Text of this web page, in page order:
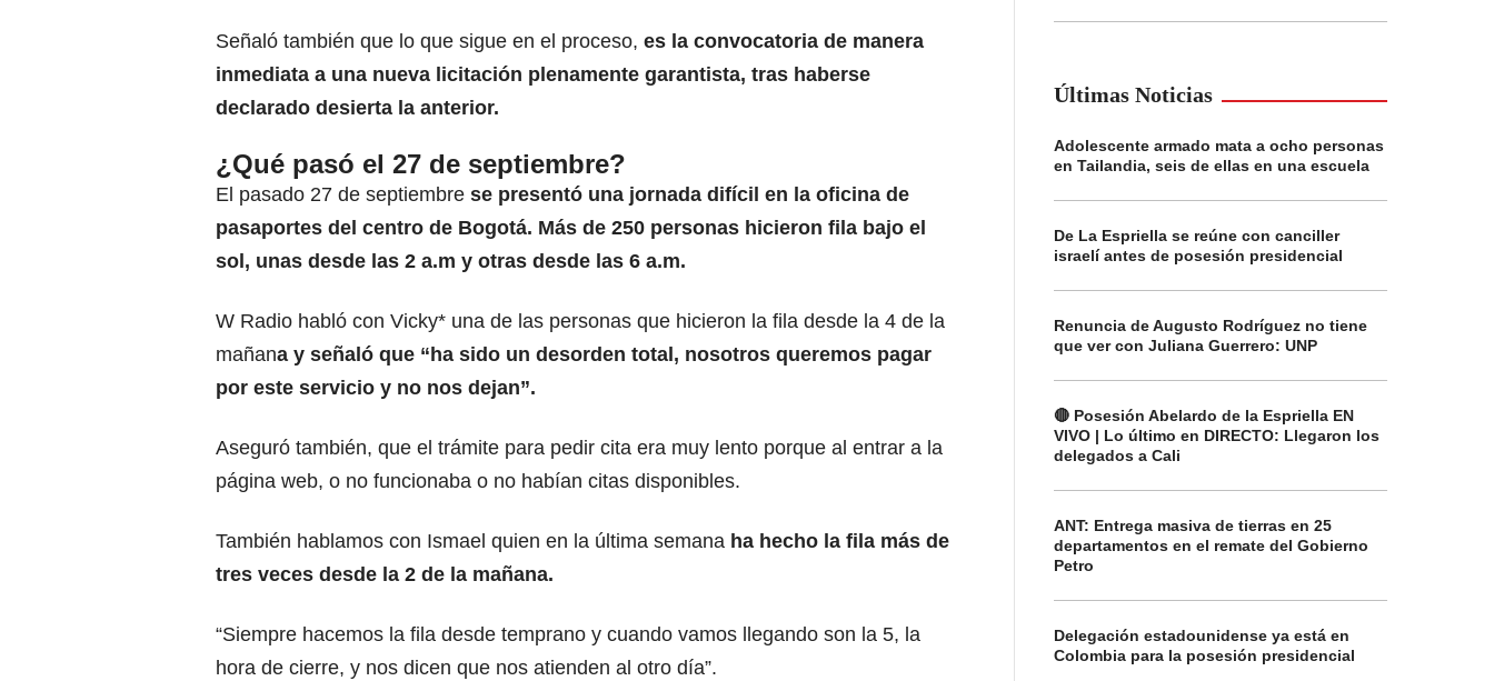
Señaló también que lo que sigue en el proceso, es la convocatoria de manera
inmediata a una nueva licitación plenamente garantista, tras haberse
declarado desierta la anterior.
¿Qué pasó el 27 de septiembre?
El pasado 27 de septiembre se presentó una jornada difícil en la oficina de
pasaportes del centro de Bogotá. Más de 250 personas hicieron fila bajo el
sol, unas desde las 2 a.m y otras desde las 6 a.m.
W Radio habló con Vicky* una de las personas que hicieron la fila desde la 4 de la
mañana y señaló que “ha sido un desorden total, nosotros queremos pagar
por este servicio y no nos dejan”.
Aseguró también, que el trámite para pedir cita era muy lento porque al entrar a la
página web, o no funcionaba o no habían citas disponibles.
También hablamos con Ismael quien en la última semana ha hecho la fila más de
tres veces desde la 2 de la mañana.
“Siempre hacemos la fila desde temprano y cuando vamos llegando son la 5, la
hora de cierre, y nos dicen que nos atienden al otro día”.
Últimas Noticias
Adolescente armado mata a ocho personas
en Tailandia, seis de ellas en una escuela
De La Espriella se reúne con canciller
israelí antes de posesión presidencial
Renuncia de Augusto Rodríguez no tiene
que ver con Juliana Guerrero: UNP
🔴 Posesión Abelardo de la Espriella EN
VIVO | Lo último en DIRECTO: Llegaron los
delegados a Cali
ANT: Entrega masiva de tierras en 25
departamentos en el remate del Gobierno
Petro
Delegación estadounidense ya está en
Colombia para la posesión presidencial